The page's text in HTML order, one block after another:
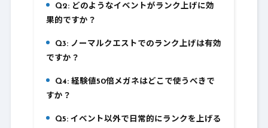
6.Q2: どのようなイベントがランク上げに効
果的ですか？
Q3: ノーマルクエストでのランク上げは有効
ですか？
8.Q4: 経験値50倍メガネはどこで使うべきで
すか？
9.Q5: イベント以外で日常的にランクを上げる